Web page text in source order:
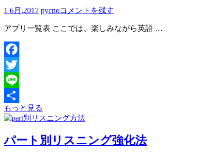
1 6月,2017 pycnoコメントを残す
アプリ一覧表 ここでは、楽しみながら英語 …
Facebook
Twitter
Line
共
もっと見る
パート別リスニング強化法